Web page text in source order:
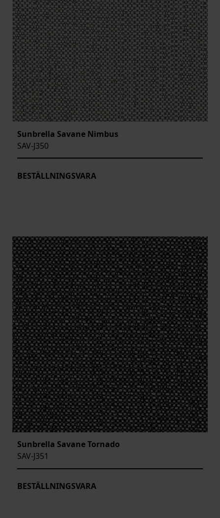
Sunbrella Savane Nimbus
SAV-J350
BESTÄLLNINGSVARA
Sunbrella Savane Tornado
SAV-J351
BESTÄLLNINGSVARA